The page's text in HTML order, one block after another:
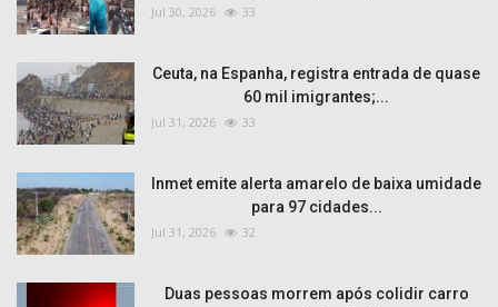
Jul 30, 2026 33
Ceuta, na Espanha, registra entrada de quase
60 mil imigrantes;...
Jul 31, 2026 33
Inmet emite alerta amarelo de baixa umidade
para 97 cidades...
Jul 31, 2026 32
Duas pessoas morrem após colidir carro